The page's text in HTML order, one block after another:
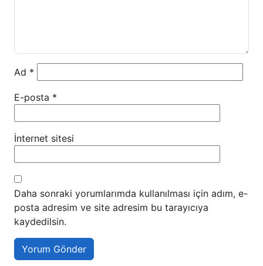
Ad *
E-posta *
İnternet sitesi
Daha sonraki yorumlarımda kullanılması için adım, e-
posta adresim ve site adresim bu tarayıcıya
kaydedilsin.